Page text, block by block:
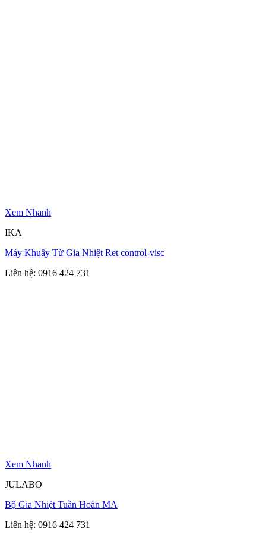
Xem Nhanh
IKA
Máy Khuấy Từ Gia Nhiệt Ret control-visc
Liên hệ: 0916 424 731
Xem Nhanh
JULABO
Bộ Gia Nhiệt Tuần Hoàn MA
Liên hệ: 0916 424 731